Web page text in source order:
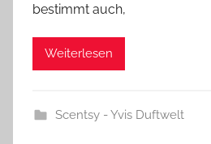
bestimmt auch,
Weiterlesen
Scentsy - Yvis Duftwelt